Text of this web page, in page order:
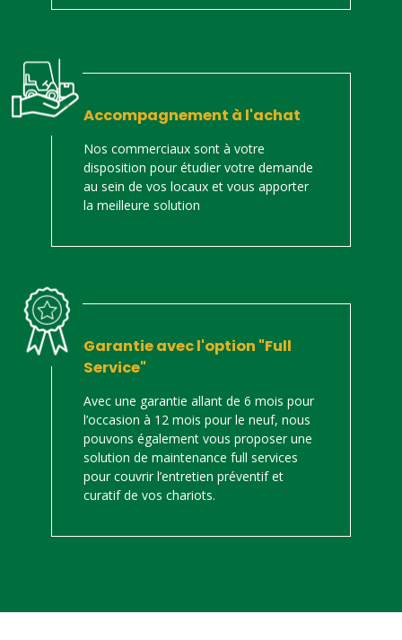
Accompagnement à l'achat
Nos commerciaux sont à votre
disposition pour étudier votre demande
au sein de vos locaux et vous apporter
la meilleure solution
Garantie avec l'option "Full
Service"
Avec une garantie allant de 6 mois pour
l’occasion à 12 mois pour le neuf, nous
pouvons également vous proposer une
solution de maintenance full services
pour couvrir l’entretien préventif et
curatif de vos chariots.